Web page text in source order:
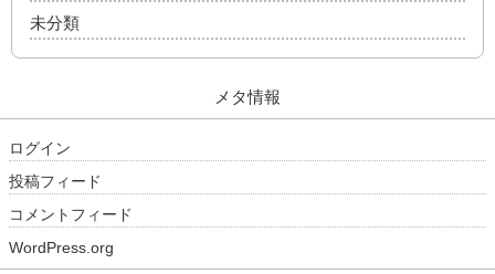
未分類
メタ情報
ログイン
投稿フィード
コメントフィード
WordPress.org